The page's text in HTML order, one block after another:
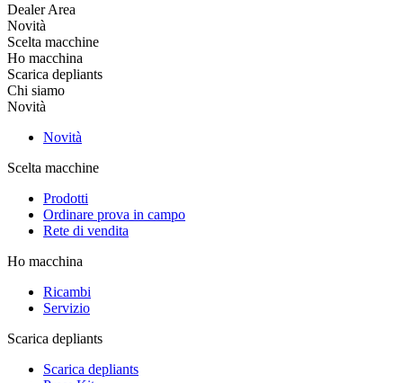
Dealer Area
Novità
Scelta macchine
Ho macchina
Scarica depliants
Chi siamo
Novità
Novità
Scelta macchine
Prodotti
Ordinare prova in campo
Rete di vendita
Ho macchina
Ricambi
Servizio
Scarica depliants
Scarica depliants